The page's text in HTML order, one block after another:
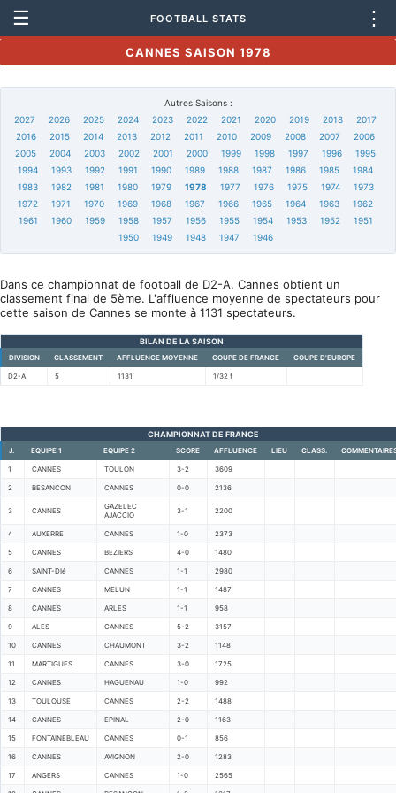
☰ FOOTBALL STATS ⋮
CANNES SAISON 1978
Autres Saisons :
2027
2026 2025 2024 2023 2022 2021 2020 2019 2018
2017
2016
2015 2014 2013 2012 2011 2010 2009 2008 2007
2006
2005
2004 2003 2002 2001 2000 1999 1998 1997 1996
1995
1994
1993 1992 1991 1990 1989 1988 1987 1986 1985
1984
1983
1982 1981 1980 1979 1978 1977 1976 1975 1974
1973
1972
1971 1970 1969 1968 1967 1966 1965 1964 1963
1962
1961
1960 1959 1958 1957 1956 1955 1954 1953 1952
1951
1950
1949 1948 1947 1946
Dans ce championnat de football de D2-A, Cannes obtient un
classement final de 5ème. L'affluence moyenne de spectateurs pour
cette saison de Cannes se monte à 1131 spectateurs.
BILAN DE LA SAISON
DIVISION CLASSEMENT AFFLUENCE MOYENNE COUPE DE FRANCE COUPE D'EUROPE
D2-A 5 1131 1/32 f
CHAMPIONNAT DE FRANCE
J. EQUIPE 1 EQUIPE 2 SCORE AFFLUENCE LIEU CLASS.
1 CANNES TOULON 3-2 3609
2 BESANCON CANNES 0-0 2136
3 CANNES
GAZELEC
AJACCIO
3-1 2200
4 AUXERRE CANNES 1-0 2373
5 CANNES BEZIERS 4-0 1480
6 SAINT-DIé CANNES 1-1 2980
7 CANNES MELUN 1-1 1487
8 CANNES ARLES 1-1 958
9 ALES CANNES 5-2 3157
10 CANNES CHAUMONT 3-2 1148
11 MARTIGUES CANNES 3-0 1725
12 CANNES HAGUENAU 1-0 992
13 TOULOUSE CANNES 2-2 1488
14 CANNES EPINAL 2-0 1163
15 FONTAINEBLEAU CANNES 0-1 856
16 CANNES AVIGNON 2-0 1283
17 ANGERS CANNES 1-0 2565